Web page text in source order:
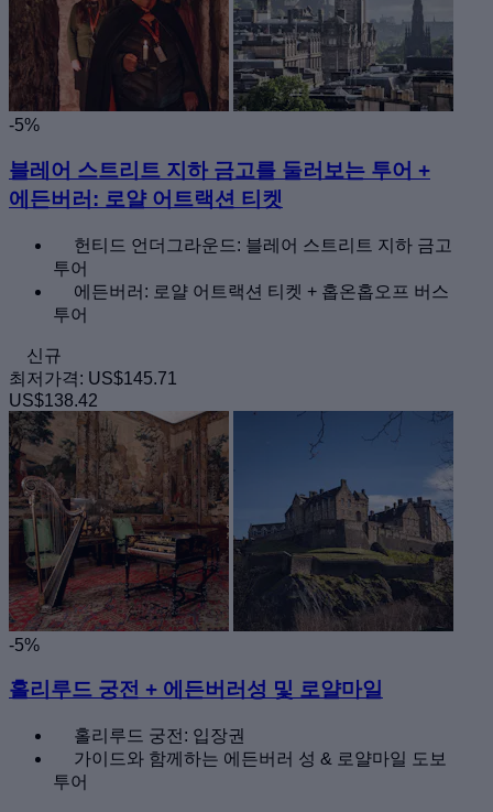
-5%
블레어 스트리트 지하 금고를 둘러보는 투어 +
에든버러: 로얄 어트랙션 티켓
헌티드 언더그라운드: 블레어 스트리트 지하 금고
투어
에든버러: 로얄 어트랙션 티켓 + 홉온홉오프 버스
투어
신규
최저가격: US$145.71
US$138.42
-5%
홀리루드 궁전 + 에든버러성 및 로얄마일
홀리루드 궁전: 입장권
가이드와 함께하는 에든버러 성 & 로얄마일 도보
투어